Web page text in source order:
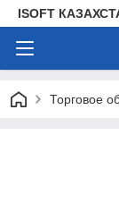
ISOFT
Торговое